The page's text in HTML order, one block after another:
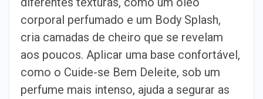
corporal perfumado e um Body Splash,
cria camadas de cheiro que se revelam
aos poucos. Aplicar uma base confortável,
como o Cuide-se Bem Deleite, sob um
perfume mais intenso, ajuda a segurar as